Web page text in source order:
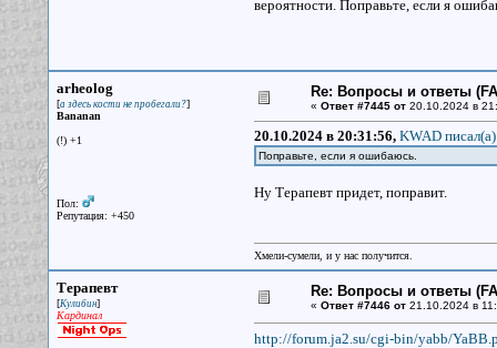
вероятности. Поправьте, если я
arheolog
[а здесь кости не пробегали?]
Bananan
(!) +1
Пол:
Репутация: +450
Re: Вопросы и ответы
« Ответ #7445 от20.10.2024 в
20.10.2024 в 20:31:56, KWAD писал(a)
Поправьте, если я ошибаюсь.
Ну Терапевт придет, поправит.
Хмели-сумели, и у нас получится.
Терапевт
[Кулибин]
Кардинал
Re: Вопросы и ответы
« Ответ #7446 от21.10.2024 в
http://forum.ja2.su/cgi-bin/yabb/